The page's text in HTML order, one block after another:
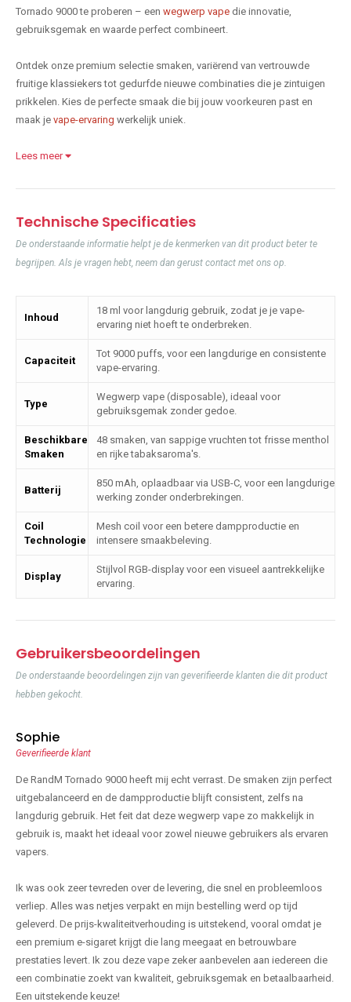
Tornado 9000 te proberen – een wegwerp vape die innovatie,
gebruiksgemak en waarde perfect combineert.
Ontdek onze premium selectie smaken, variërend van vertrouwde
fruitige klassiekers tot gedurfde nieuwe combinaties die je zintuigen
prikkelen. Kies de perfecte smaak die bij jouw voorkeuren past en
maak je vape-ervaring werkelijk uniek.
Lees meer
Technische Specificaties
De onderstaande informatie helpt je de kenmerken van dit product beter te
begrijpen. Als je vragen hebt, neem dan gerust contact met ons op.
Inhoud
18 ml voor langdurig gebruik, zodat je je vape-
ervaring niet hoeft te onderbreken.
Capaciteit
Tot 9000 puffs, voor een langdurige en consistente
vape-ervaring.
Type
Wegwerp vape (disposable), ideaal voor
gebruiksgemak zonder gedoe.
Beschikbare
Smaken
48 smaken, van sappige vruchten tot frisse menthol
en rijke tabaksaroma's.
Batterij
850 mAh, oplaadbaar via USB-C, voor een langdurige
werking zonder onderbrekingen.
Coil
Technologie
Mesh coil voor een betere dampproductie en
intensere smaakbeleving.
Display
Stijlvol RGB-display voor een visueel aantrekkelijke
ervaring.
Gebruikersbeoordelingen
De onderstaande beoordelingen zijn van geverifieerde klanten die dit product
hebben gekocht.
Sophie
Geverifieerde klant
De RandM Tornado 9000 heeft mij echt verrast. De smaken zijn perfect
uitgebalanceerd en de dampproductie blijft consistent, zelfs na
langdurig gebruik. Het feit dat deze wegwerp vape zo makkelijk in
gebruik is, maakt het ideaal voor zowel nieuwe gebruikers als ervaren
vapers.
Ik was ook zeer tevreden over de levering, die snel en probleemloos
verliep. Alles was netjes verpakt en mijn bestelling werd op tijd
geleverd. De prijs-kwaliteitverhouding is uitstekend, vooral omdat je
een premium e-sigaret krijgt die lang meegaat en betrouwbare
prestaties levert. Ik zou deze vape zeker aanbevelen aan iedereen die
een combinatie zoekt van kwaliteit, gebruiksgemak en betaalbaarheid.
Een uitstekende keuze!